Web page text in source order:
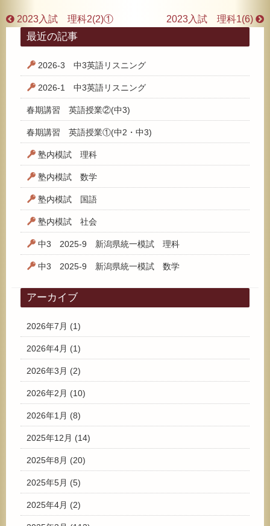
2023入試 理科2(2)① 2023入試 理科1(6)
最近の記事
2026-3 中3英語リスニング
2026-1 中3英語リスニング
春期講習 英語授業②(中3)
春期講習 英語授業①(中2・中3)
塾内模試 理科
塾内模試 数学
塾内模試 国語
塾内模試 社会
中3 2025-9 新潟県統一模試 理科
中3 2025-9 新潟県統一模試 数学
アーカイブ
2026年7月 (1)
2026年4月 (1)
2026年3月 (2)
2026年2月 (10)
2026年1月 (8)
2025年12月 (14)
2025年8月 (20)
2025年5月 (5)
2025年4月 (2)